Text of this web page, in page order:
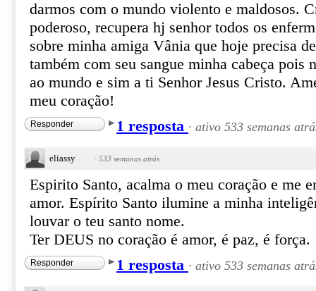
darmos com o mundo violento e maldosos.
poderoso, recupera hj senhor todos os
sobre minha amiga Vânia que hoje precisa
também com seu sangue minha cabeça pois
ao mundo e sim a ti Senhor Jesus Cristo.
meu coração!
Responder 1 resposta · ativo 533 semanas
eliassy · 533 semanas atrás
Espirito Santo, acalma o meu coração e me
amor. Espírito Santo ilumine a minha
louvar o teu santo nome.
Ter DEUS no coração é amor, é paz, é força.
Responder 1 resposta · ativo 533 semanas